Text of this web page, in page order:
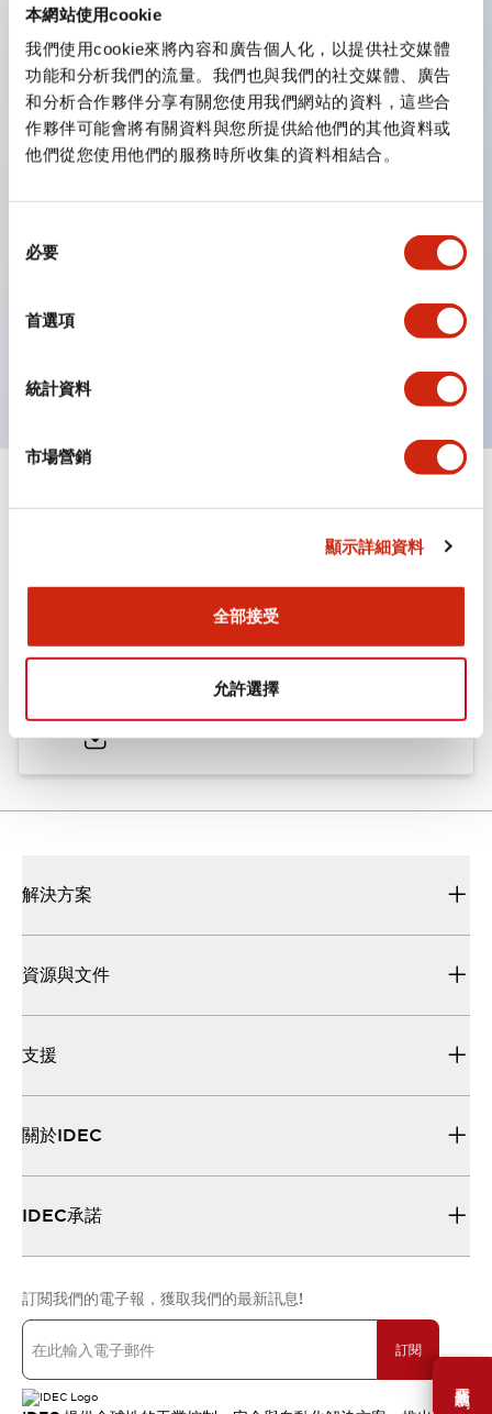
本網站使用cookie
我們使用cookie來將內容和廣告個人化，以提供社交媒體
功能和分析我們的流量。我們也與我們的社交媒體、廣告
和分析合作夥伴分享有關您使用我們網站的資料，這些合
作夥伴可能會將有關資料與您所提供給他們的其他資料或
他們從您使用他們的服務時所收集的資料相結合。
必要
首選項
統計資料
市場營銷
顯示詳細資料
全部接受
允許選擇
需要幫助嗎？
主要特點
CS型凸輪開關是方便用於設備的開關和切換，適用範圍廣
泛的操作開關器。
提供72種標準迴路
透過6種形式與接點模組段數的組合，可實現各種接點構
造。
配備可確認接點狀態的指示燈，並提供手柄操作型、鑰匙
手柄可從6種中選擇
文件和檔案
型錄和宣傳手冊 CAD檔 認證與標準
ø25/30 系列 CS型 凸輪開關
793.91KB
解決方案
資源與文件
支援
關於IDEC
IDEC承諾
訂閱我們的電子報，獲取我們的最新訊息!
訂閱